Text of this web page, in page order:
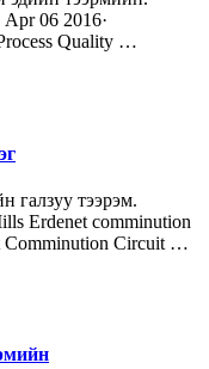
06 2016·
Quality …
галзуу тээрэм.
Erdenet comminution
Comminution Circuit …